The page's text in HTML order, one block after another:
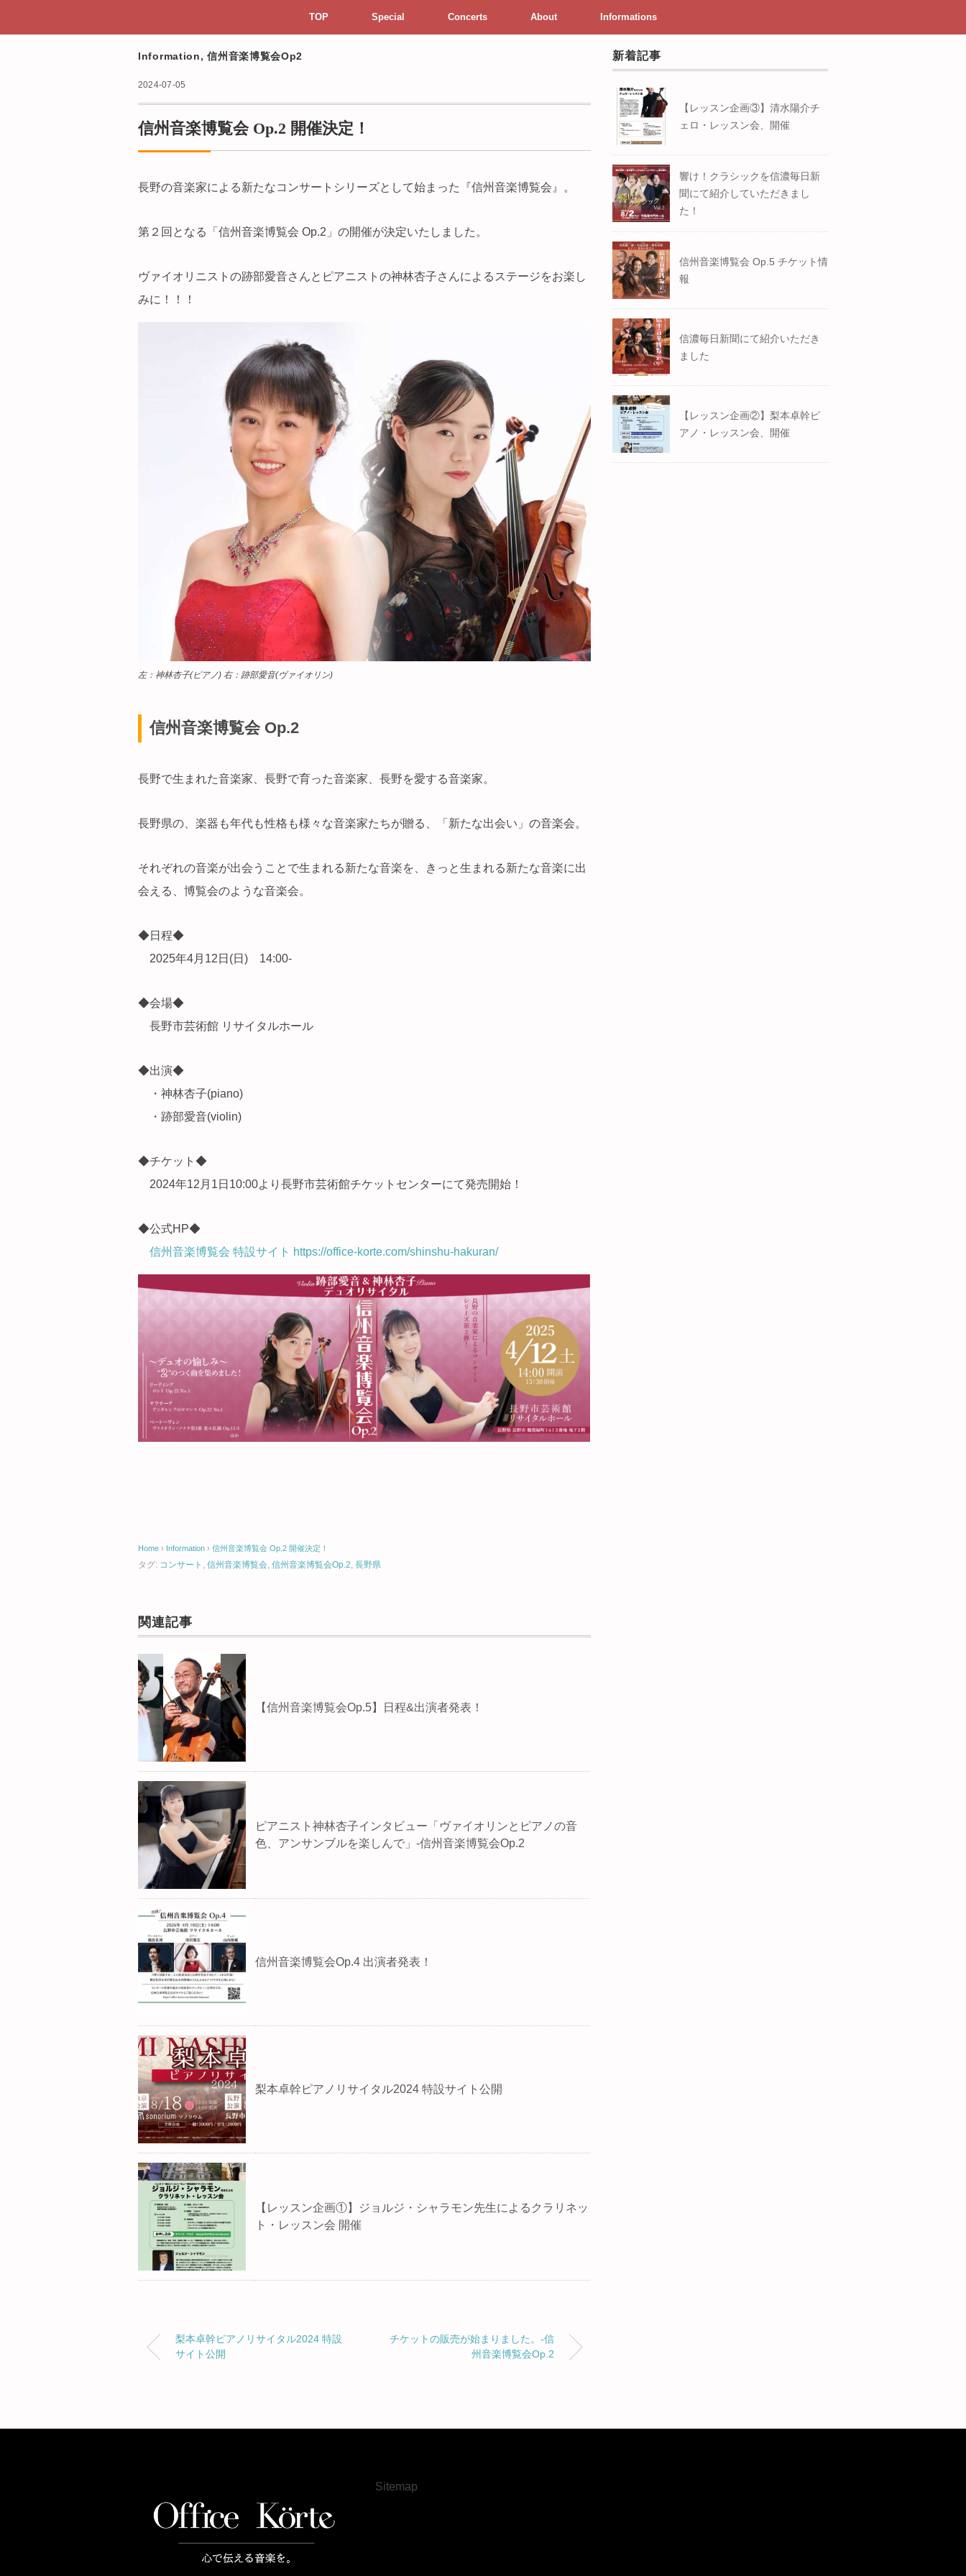
TOP Special Concerts About Informations
Information,信州音楽博覧会Op2
2024-07-05
信州音楽博覧会 Op.2 開催決定！
長野の音楽家による新たなコンサートシリーズとして始まった『信州音楽博覧会』。
第２回となる「信州音楽博覧会 Op.2」の開催が決定いたしました。
ヴァイオリニストの跡部愛音さんとピアニストの神林杏子さんによるステージをお楽し
みに！！！
左：神林杏子(ピアノ) 右：跡部愛音(ヴァイオリン)
信州音楽博覧会 Op.2
長野で生まれた音楽家、長野で育った音楽家、長野を愛する音楽家。
長野県の、楽器も年代も性格も様々な音楽家たちが贈る、「新たな出会い」の音楽会。
それぞれの音楽が出会うことで生まれる新たな音楽を、きっと生まれる新たな音楽に出
会える、博覧会のような音楽会。
◆日程◆
2025年4月12日(日) 14:00-
◆会場◆
長野市芸術館 リサイタルホール
◆出演◆
・神林杏子(piano)
・跡部愛音(violin)
◆チケット◆
2024年12月1日10:00より長野市芸術館チケットセンターにて発売開始！
◆公式HP◆
信州音楽博覧会 特設サイト https://office-korte.com/shinshu-hakuran/
Home › Information › 信州音楽博覧会 Op.2 開催決定！
タグ: コンサート , 信州音楽博覧会, 信州音楽博覧会Op.2, 長野県
関連記事
【信州音楽博覧会Op.5】日程&出演者発表！
ピアニスト神林杏子インタビュー「ヴァイオリンとピアノの音
色、アンサンブルを楽しんで」-信州音楽博覧会Op.2
信州音楽博覧会Op.4 出演者発表！
梨本卓幹ピアノリサイタル2024 特設サイト公開
【レッスン企画①】ジョルジ・シャラモン先生によるクラリネッ
ト・レッスン会 開催
梨本卓幹ピアノリサイタル2024 特設
サイト公開
チケットの販売が始まりました。-信
州音楽博覧会Op.2
新着記事
【レッスン企画③】清水陽介チ
ェロ・レッスン会、開催
響け！クラシックを信濃毎日新
聞にて紹介していただきまし
た！
信州音楽博覧会 Op.5 チケット情
報
信濃毎日新聞にて紹介いただき
ました
【レッスン企画②】梨本卓幹ピ
アノ・レッスン会、開催
Sitemap